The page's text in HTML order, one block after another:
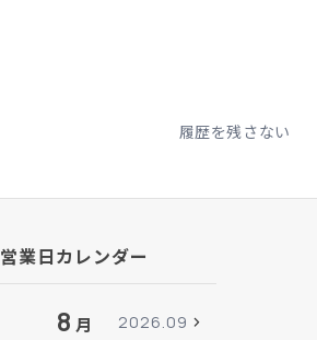
履歴を残さない
営業日カレンダー
8 月 2026.09